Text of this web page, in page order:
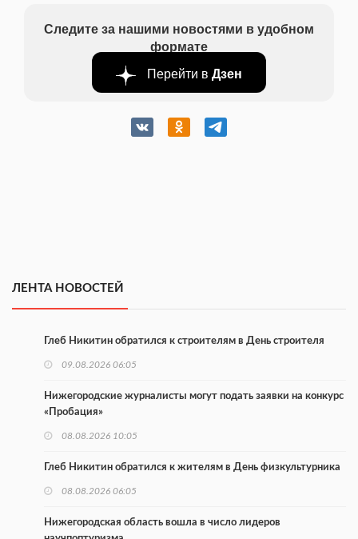
Следите за нашими новостями в удобном
формате
Перейти в Дзен
ЛЕНТА НОВОСТЕЙ
Глеб Никитин обратился к строителям в День строителя
09.08.2026 06:05
Нижегородские журналисты могут подать заявки на конкурс
«Пробация»
08.08.2026 10:05
Глеб Никитин обратился к жителям в День физкультурника
08.08.2026 06:05
Нижегородская область вошла в число лидеров